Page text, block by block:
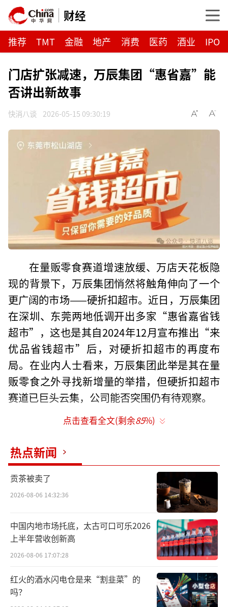
财经
推荐 TMT 金融 地产 消费 医药 酒业 IPO
门店扩张减速，万辰集团“惠省嘉”能
否讲出新故事
快消八谈 2026-05-15 09:30:19
在量贩零食赛道增速放缓、万店天花板隐
现的背景下，万辰集团悄然将触角伸向了一个
更广阔的市场——硬折扣超市。近日，万辰集团
在深圳、东莞两地低调开出多家“惠省嘉省钱
超市”，这也是其自2024年12月宣布推出“来
优品省钱超市”后，对硬折扣超市的再度布
局。在业内人士看来，万辰集团此举是其在量
贩零食之外寻找新增量的举措，但硬折扣超市
赛道已巨头云集，公司能否突围仍有待观察。
低调试水
近日，万辰集团在深圳、东莞低调试水社
区折扣超市新业态“惠省嘉省钱超市”引发关
注。据了解，惠省嘉中自有品牌产品占比较
高，覆盖粮油米面、家清日化、酒饮等民生品
类。惠省嘉小程序显示，目前惠省嘉在深圳和
东莞共开出10家门店，其中深圳4家、东莞6
家，店铺选址靠近住宅社区周边。在社交平台
上，有消费者晒出在惠省嘉购买的美式咖啡、1
00%橙汁，1L装仅需9.9元，并配文“家门口的
超市”“太懂打工人了”。
点击查看全文(剩余85%)
热点新闻
贡茶被卖了
2026-08-06 14:32:36
中国内地市场托底，太古可口可乐2026
上半年营收创新高
2026-08-06 17:07:28
红火的酒水闪电仓是来“割韭菜”的
吗？